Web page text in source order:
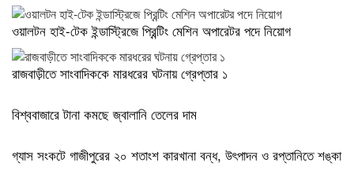
ওয়ালটন হাই-টেক ইন্ডাস্ট্রিজে প্রিন্টিং মেশিন অপারেটর পদে নিয়োগ
রাজবাড়ীতে সাংবাদিককে মারধরের ঘটনায় গ্রেপ্তার ১
বিশ্ববাজারে টানা কমছে জ্বালানি তেলের দাম
গ্যাস সংকটে গাজীপুরের ২০ শতাংশ কারখানা বন্ধ, উৎপাদন ও রপ্তানিতে শঙ্কা